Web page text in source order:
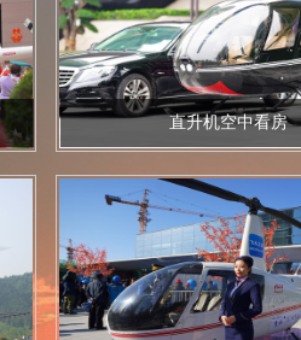
直升机空中看房